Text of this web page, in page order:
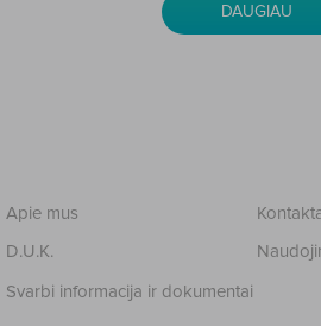
DAUGIAU
Apie mus
D.U.K.
Svarbi informacija ir dokumentai